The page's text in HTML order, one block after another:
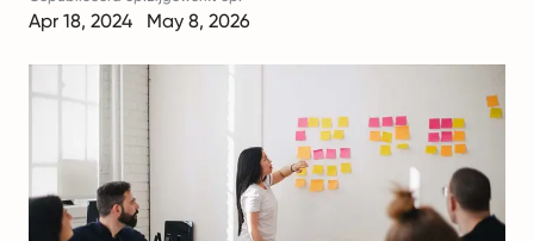
Apr 18, 2024 May 8, 2026